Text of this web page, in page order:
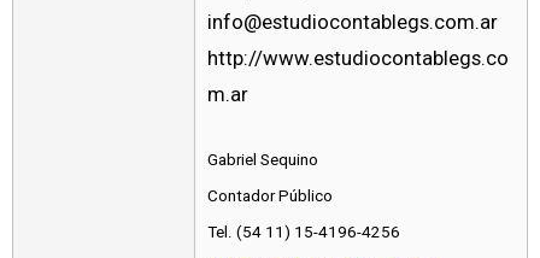
info@estudiocontablegs.com.ar
http://www.estudiocontablegs.co
m.ar
Gabriel Sequino
Contador Público
Tel. (54 11) 15-4196-4256